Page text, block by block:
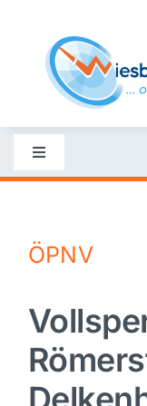
content
Toggle
Navigation
Nachrichten
Politik
Wirtschaft
ÖPNV